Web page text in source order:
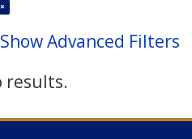
Show Advanced Filters
results.